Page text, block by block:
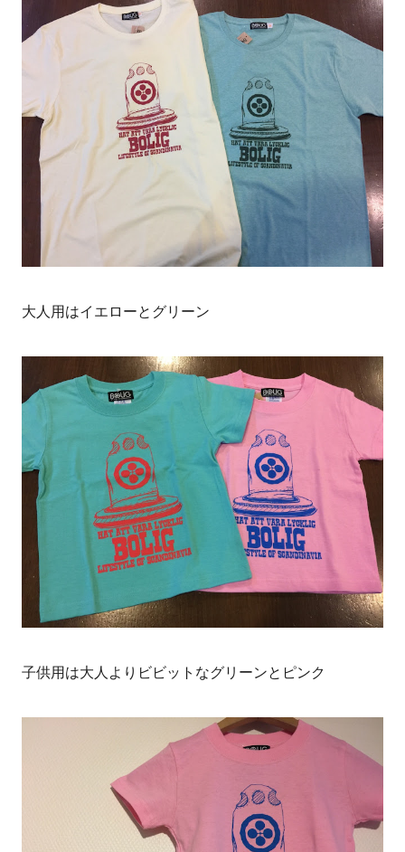
大人用はイエローとグリーン
子供用は大人よりビビットなグリーンとピンク